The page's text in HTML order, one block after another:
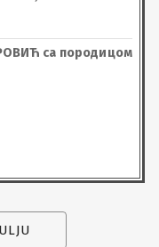
са породицом